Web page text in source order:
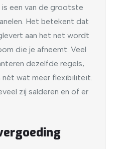
een van de grootste
Het betekent dat
aan het net wordt
die je afneemt. Veel
dezelfde regels,
nét wat meer flexibiliteit.
zij salderen en of er